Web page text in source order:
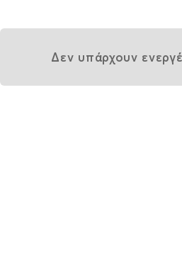
Δεν υπάρχουν